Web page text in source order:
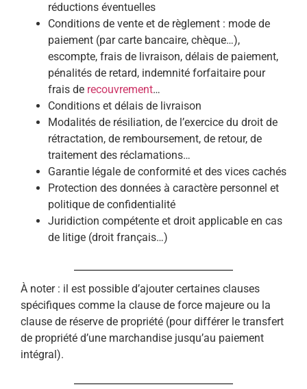
réductions éventuelles
Conditions de vente et de règlement : mode de
paiement (par carte bancaire, chèque…),
escompte, frais de livraison, délais de paiement,
pénalités de retard, indemnité forfaitaire pour
frais de recouvrement…
Conditions et délais de livraison
Modalités de résiliation, de l’exercice du droit de
rétractation, de remboursement, de retour, de
traitement des réclamations…
Garantie légale de conformité et des vices cachés
Protection des données à caractère personnel et
politique de confidentialité
Juridiction compétente et droit applicable en cas
de litige (droit français…)
À noter : il est possible d’ajouter certaines clauses
spécifiques comme la clause de force majeure ou la
clause de réserve de propriété (pour différer le transfert
de propriété d’une marchandise jusqu’au paiement
intégral).